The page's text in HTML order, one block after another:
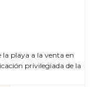
playa a la venta en
privilegiada de la